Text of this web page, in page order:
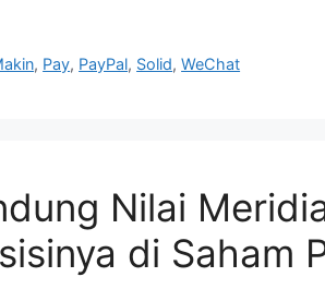
, Pay, PayPal, Solid,WeChat
Nilai
di Saham